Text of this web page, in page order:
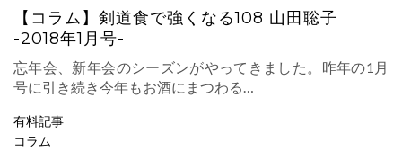
【コラム】剣道食で強くなる108 山田聡子
-2018年1月号-
忘年会、新年会のシーズンがやってきました。昨年の1月
号に引き続き今年もお酒にまつわる…
有料記事
コラム